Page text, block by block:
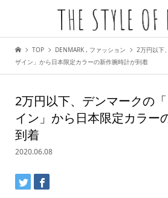
TOP DENMARK , ファッション
2万円以下
ザイン」から日本限定カラーの新作腕時計が到着
2万円以下、デンマークの
イン」から日本限定カラー
到着
2020.06.08